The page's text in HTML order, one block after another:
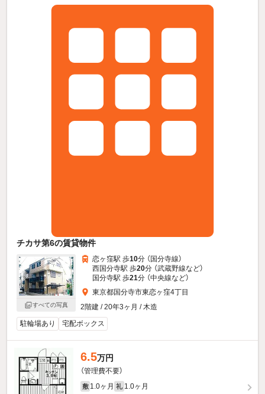
チカサ第6の賃貸物件
すべての写真
恋ヶ窪駅 歩10分 （国分寺線）
西国分寺駅 歩20分 （武蔵野線など）
国分寺駅 歩21分 （中央線など）
東京都国分寺市東恋ヶ窪4丁目
2階建 / 20年3ヶ月 / 木造
駐輪場あり
宅配ボックス
6.5万円
（管理費不要）
敷 1.0ヶ月 礼 1.0ヶ月